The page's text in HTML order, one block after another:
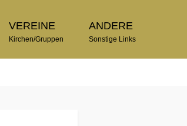
VEREINE
Kirchen/Gruppen
ANDERE
Sonstige Links